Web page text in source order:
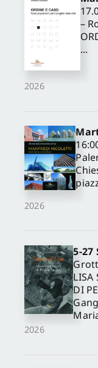
2026
–
...
2026
2026
5-27
LISA
DI